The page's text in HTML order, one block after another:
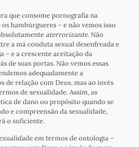
que consome pornografia na
hambúrgueres – e não vemos isso
aterrorizante. Não
a má conduta sexual desenfreada e
– e a crescente aceitação da
de suas portas. Não vemos essas
adequadamente a
de relação com Deus, mas ao invés
de sexualidade. Assim, as
de dano ou propósito quando se
e compreensão da sexualidade,
o suficiente.
em termos de ontologia –